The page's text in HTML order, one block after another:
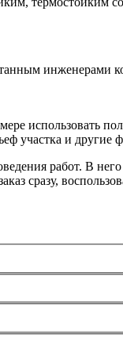
инженерами
использовать
участка и другие
работ. В
сразу,